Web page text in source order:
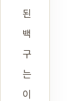
된
백
구
는
이